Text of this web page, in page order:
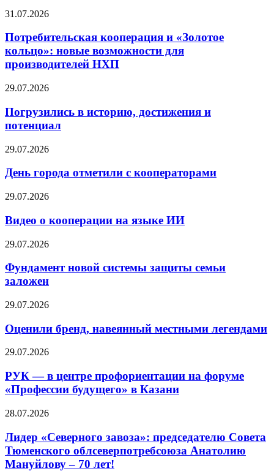
31.07.2026
Потребительская кооперация и «Золотое
кольцо»: новые возможности для
производителей НХП
29.07.2026
Погрузились в историю, достижения и
потенциал
29.07.2026
День города отметили с кооператорами
29.07.2026
Видео о кооперации на языке ИИ
29.07.2026
Фундамент новой системы защиты семьи
заложен
29.07.2026
Оценили бренд, навеянный местными легендами
29.07.2026
РУК — в центре профориентации на форуме
«Профессии будущего» в Казани
28.07.2026
Лидер «Северного завоза»: председателю Совета
Тюменского облсеверпотребсоюза Анатолию
Мануйлову – 70 лет!